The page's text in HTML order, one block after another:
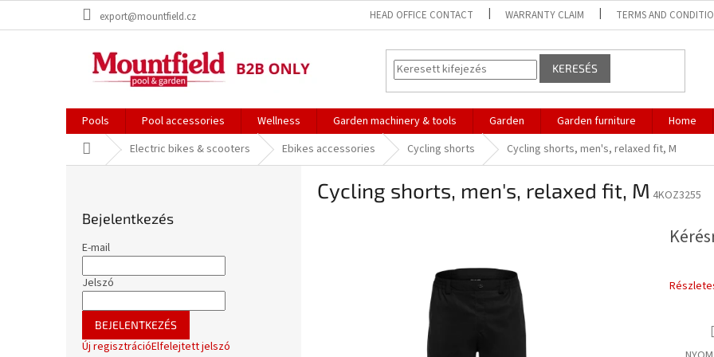
export@mountfield.cz HEAD OFFICE CONTACT WARRANTY CLAIM TERMS AND
KERESÉS
Pools Pool accessories Wellness Garden machinery & tools Garden Garden furniture Home
KezdőlapElectric bikes & scooters Ebikes accessories Cycling shorts Cycling shorts, men's, relaxed fit, M
Bejelentkezés
E-mail
Jelszó
BEJELENTKEZÉS
Új regisztrációElfelejtett jelszó
Cycling shorts, men's, relaxed fit, M 4KOZ3255